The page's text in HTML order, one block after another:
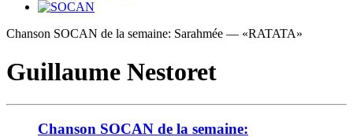
Chanson SOCAN de la semaine: Sarahmée — «RATATA»
Guillaume Nestoret
Chanson SOCAN de la semaine: